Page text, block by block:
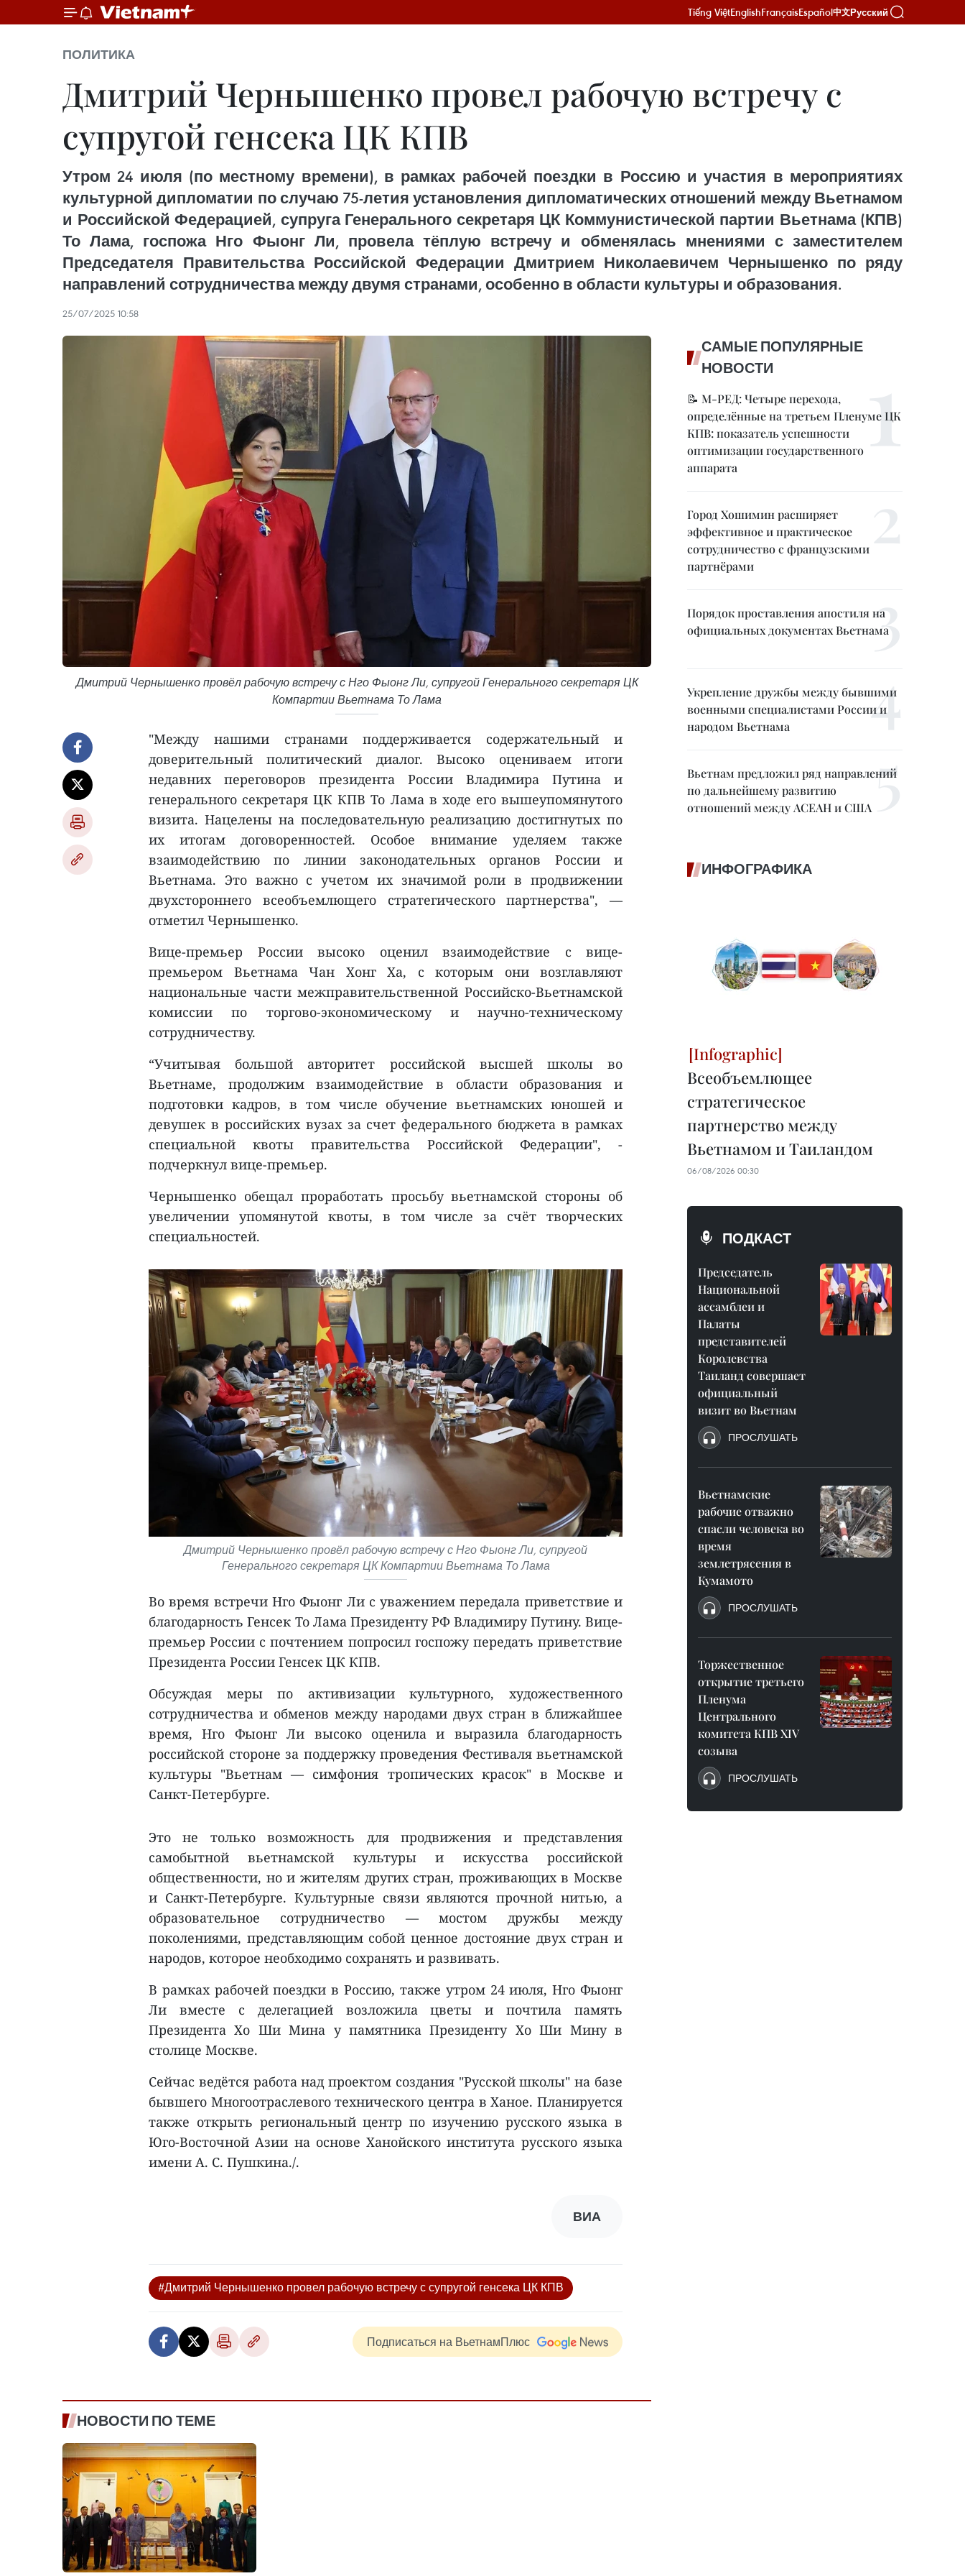
Tiếng ViệtEnglishFrançaisEspañol中文Русский
ПОЛИТИКА
Дмитрий Чернышенко провел рабочую встречу с
супругой генсека ЦК КПВ
Утром 24 июля (по местному времени), в рамках рабочей поездки в Россию и участия в мероприятиях
культурной дипломатии по случаю 75-летия установления дипломатических отношений между Вьетнамом
и Российской Федерацией, супруга Генерального секретаря ЦК Коммунистической партии Вьетнама (КПВ)
То Лама, госпожа Нго Фыонг Ли, провела тёплую встречу и обменялась мнениями с заместителем
Председателя Правительства Российской Федерации Дмитрием Николаевичем Чернышенко по ряду
направлений сотрудничества между двумя странами, особенно в области культуры и образования.
25/07/2025 10:58
Дмитрий Чернышенко провёл рабочую встречу с Нго Фыонг Ли, супругой Генерального секретаря ЦК
Компартии Вьетнама То Лама
"Между нашими странами поддерживается содержательный и
доверительный политический диалог. Высоко оцениваем итоги
недавних переговоров президента России Владимира Путина и
генерального секретаря ЦК КПВ То Лама в ходе его вышеупомянутого
визита. Нацелены на последовательную реализацию достигнутых по
их итогам договоренностей. Особое внимание уделяем также
взаимодействию по линии законодательных органов России и
Вьетнама. Это важно с учетом их значимой роли в продвижении
двухстороннего всеобъемлющего стратегического партнерства", —
отметил Чернышенко.
Вице-премьер России высоко оценил взаимодействие с вице-
премьером Вьетнама Чан Хонг Ха, с которым они возглавляют
национальные части межправительственной Российско-Вьетнамской
комиссии по торгово-экономическому и научно-техническому
сотрудничеству.
“Учитывая большой авторитет российской высшей школы во
Вьетнаме, продолжим взаимодействие в области образования и
подготовки кадров, в том числе обучение вьетнамских юношей и
девушек в российских вузах за счет федерального бюджета в рамках
специальной квоты правительства Российской Федерации", -
подчеркнул вице-премьер.
Чернышенко обещал проработать просьбу вьетнамской стороны об
увеличении упомянутой квоты, в том числе за счёт творческих
специальностей.
Дмитрий Чернышенко провёл рабочую встречу с Нго Фыонг Ли, супругой
Генерального секретаря ЦК Компартии Вьетнама То Лама
Во время встречи Нго Фыонг Ли с уважением передала приветствие и
благодарность Генсек То Лама Президенту РФ Владимиру Путину. Вице-
премьер России с почтением попросил госпожу передать приветствие
Президента России Генсек ЦК КПВ.
Обсуждая меры по активизации культурного, художественного
сотрудничества и обменов между народами двух стран в ближайшее
время, Нго Фыонг Ли высоко оценила и выразила благодарность
российской стороне за поддержку проведения Фестиваля вьетнамской
культуры "Вьетнам — симфония тропических красок" в Москве и
Санкт-Петербурге.
Это не только возможность для продвижения и представления
самобытной вьетнамской культуры и искусства российской
общественности, но и жителям других стран, проживающих в Москве
и Санкт-Петербурге. Культурные связи являются прочной нитью, а
образовательное сотрудничество — мостом дружбы между
поколениями, представляющим собой ценное достояние двух стран и
народов, которое необходимо сохранять и развивать.
В рамках рабочей поездки в Россию, также утром 24 июля, Нго Фыонг
Ли вместе с делегацией возложила цветы и почтила память
Президента Хо Ши Мина у памятника Президенту Хо Ши Мину в
столице Москве.
Сейчас ведётся работа над проектом создания "Русской школы" на базе
бывшего Многоотраслевого технического центра в Ханое. Планируется
также открыть региональный центр по изучению русского языка в
Юго-Восточной Азии на основе Ханойского института русского языка
имени А. С. Пушкина./.
ВИА
#Дмитрий Чернышенко провел рабочую встречу с супругой генсека ЦК КПВ
Подписаться на ВьетнамПлюс
НОВОСТИ ПО ТЕМЕ
САМЫЕ ПОПУЛЯРНЫЕ
НОВОСТИ
📝 М-РЕД: Четыре перехода,
определённые на третьем Пленуме ЦК
КПВ: показатель успешности
оптимизации государственного
аппарата
Город Хошимин расширяет
эффективное и практическое
сотрудничество с французскими
партнёрами
Порядок проставления апостиля на
официальных документах Вьетнама
Укрепление дружбы между бывшими
военными специалистами России и
народом Вьетнама
Вьетнам предложил ряд направлений
по дальнейшему развитию
отношений между АСЕАН и США
ИНФОГРАФИКА
Всеобъемлющее
стратегическое
партнерство между
Вьетнамом и Таиландом
06/08/2026 00:30
ПОДКАСТ
Председатель
Национальной
ассамблеи и
Палаты
представителей
Королевства
Таиланд совершает
официальный
визит во Вьетнам
ПРОСЛУШАТЬ
Вьетнамские
рабочие отважно
спасли человека во
время
землетрясения в
Кумамото
ПРОСЛУШАТЬ
Торжественное
открытие третьего
Пленума
Центрального
комитета КПВ XIV
созыва
ПРОСЛУШАТЬ